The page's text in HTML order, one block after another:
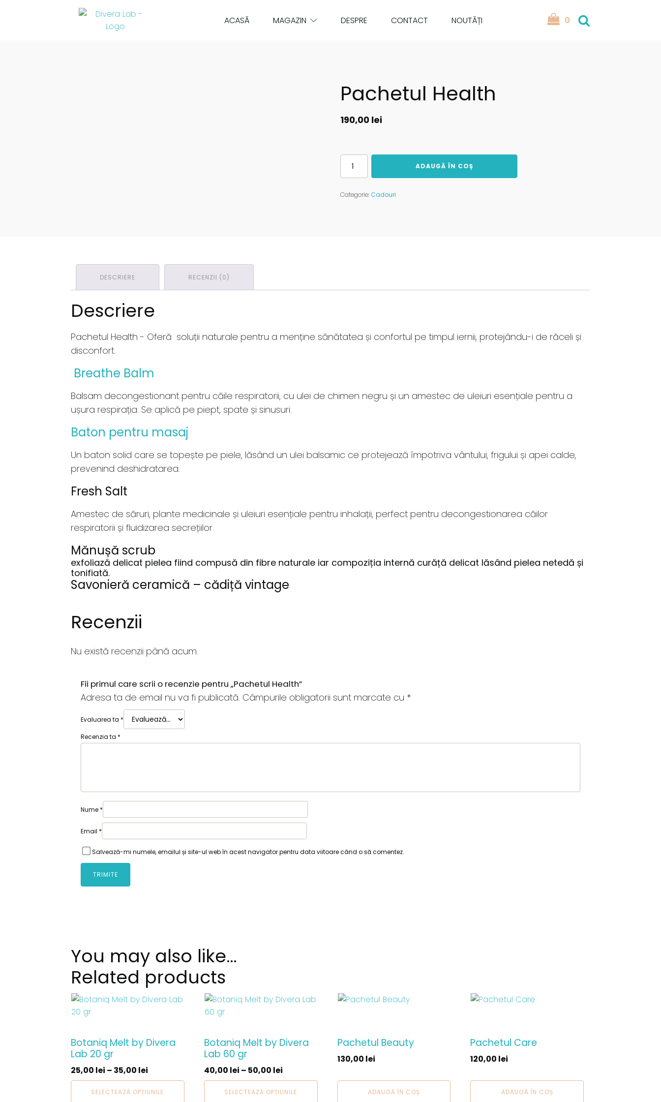
ACASĂ MAGAZIN DESPRE CONTACT NOUTĂȚI 0
Pachetul Health
190,00 lei
Cantitate
ADAUGĂ ÎN COȘ
Categorie:Cadouri
DESCRIERE RECENZII (0)
Descriere
Pachetul Health - Oferă soluții naturale pentru a menține sănătatea și confortul pe timpul iernii, protejându-i de răceli și
disconfort.
Breathe Balm
Balsam decongestionant pentru căile respiratorii, cu ulei de chimen negru și un amestec de uleiuri esențiale pentru a
ușura respirația. Se aplică pe piept, spate și sinusuri.
Baton pentru masaj
Un baton solid care se topește pe piele, lăsând un ulei balsamic ce protejează împotriva vântului, frigului și apei calde,
prevenind deshidratarea.
Fresh Salt
Amestec de săruri, plante medicinale și uleiuri esențiale pentru inhalații, perfect pentru decongestionarea căilor
respiratorii și fluidizarea secrețiilor.
Mănușă scrub
exfoliază delicat pielea fiind compusă din fibre naturale iar compoziția internă curăță delicat lăsând pielea netedă și
tonifiată.
Savonieră ceramică – cădiță vintage
Recenzii
Nu există recenzii până acum.
Fii primul care scrii o recenzie pentru „Pachetul Health”
Adresa ta de email nu va fi publicată. Câmpurile obligatorii sunt marcate cu *
Evaluarea ta *
Recenzia ta *
Nume *
Email *
Salvează-mi numele, emailul și site-ul web în acest navigator pentru data viitoare când o să comentez.
You may also like…
Related products
Botaniq Melt by Divera
Lab 20 gr
25,00 lei – 35,00 lei
SELECTEAZĂ OPȚIUNILE
Acest
produs
multe
variații.
Opțiunile
pot
Botaniq Melt by Divera
Lab 60 gr
40,00 lei – 50,00 lei
SELECTEAZĂ OPȚIUNILE
Acest
produs
multe
variații.
Opțiunile
pot
Pachetul Beauty
130,00 lei
ADAUGĂ ÎN COȘ
Pachetul Care
120,00 lei
ADAUGĂ ÎN COȘ